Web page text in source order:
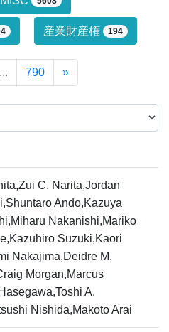
産業財産権 194
... 790
»
C. Narita,Jordan
Ando,Kazuya
Nakanishi,Mariko
Suzuki,Kaori
Nakajima,Deidre M.
Morgan,Marcus
A.
Nishida,Makoto Arai